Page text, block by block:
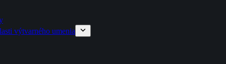
výtvarného umenia